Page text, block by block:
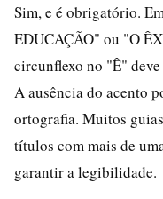
Sim, e é obrigatório.
EDUCAÇÃO" ou "O
circunflexo no "Ê"
A ausência do acento
ortografia. Muitos
títulos com mais de
garantir a legibilidade.